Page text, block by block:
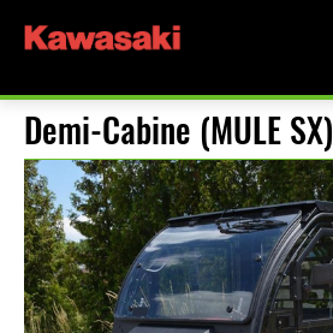
Demi-Cabine (MULE SX)